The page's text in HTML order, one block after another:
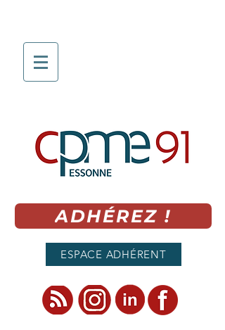
ADHÉREZ !
ESPACE ADHÉRENT